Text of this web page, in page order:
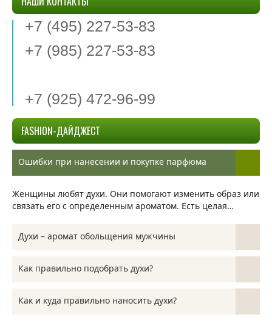
+7 (495) 227-53-83
+7 (985) 227-53-83
+7 (925) 472-96-99
FASHION-ДАЙДЖЕСТ
Ошибки при нанесении и покупке парфюма
Женщины любят духи. Они помогают изменить образ или
связать его с определенным ароматом. Есть целая…
Духи – аромат обольщения мужчины
На сегодняшний день духи являются неотъемлемым
атрибутом, присутствующим как в жизни женщин, так и
Как правильно подобрать духи?
Выбор духов — очень ответственное занятие. Аромат
может очень многое рассказать о человеке. Подбирая
Как и куда правильно наносить духи?